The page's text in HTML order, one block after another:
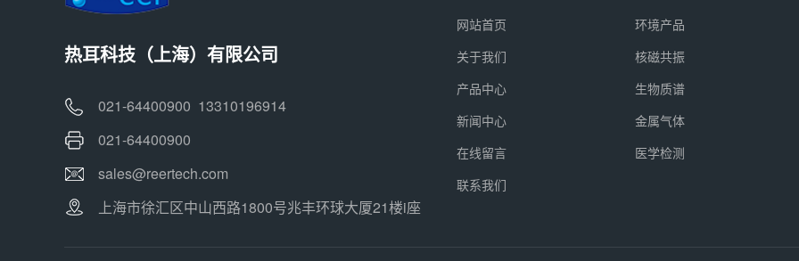
热耳科技（上海）有限公司
021-64400900 13310196914
021-64400900
sales@reertech.com
上海市徐汇区中山西路1800号兆丰环球大厦21楼i座
网站首页
关于我们
产品中心
新闻中心
在线留言
联系我们
环境产品
核磁共振
生物质谱
金属气体
医学检测